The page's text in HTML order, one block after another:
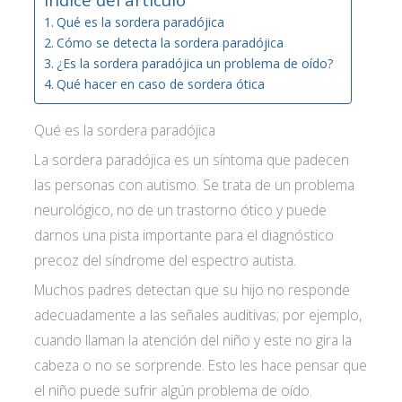
Qué es la sordera paradójica
Cómo se detecta la sordera paradójica
¿Es la sordera paradójica un problema de oído?
Qué hacer en caso de sordera ótica
Qué es la sordera paradójica
La sordera paradójica es un síntoma que padecen
las personas con autismo. Se trata de un problema
neurológico, no de un trastorno ótico y puede
darnos una pista importante para el diagnóstico
precoz del síndrome del espectro autista.
Muchos padres detectan que su hijo no responde
adecuadamente a las señales auditivas; por ejemplo,
cuando llaman la atención del niño y este no gira la
cabeza o no se sorprende. Esto les hace pensar que
el niño puede sufrir algún problema de oído.